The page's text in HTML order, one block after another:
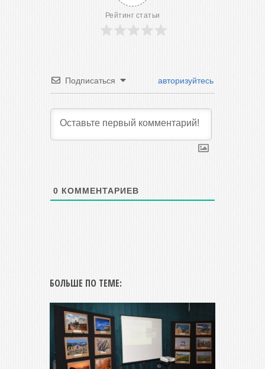
Рейтинг статьи
Подписаться авторизуйтесь
0 КОММЕНТАРИЕВ
БОЛЬШЕ ПО ТЕМЕ: